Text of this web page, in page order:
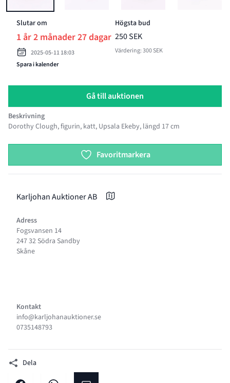
Slutar om
1 år 2 månader 27 dagar
2025-05-11 18:03
Spara i kalender
Högsta bud
250 SEK
Värdering: 300 SEK
Gå till auktionen
Beskrivning
Dorothy Clough, figurin, katt, Upsala Ekeby, längd 17 cm
Favoritmarkera
Karljohan Auktioner AB
Adress
Fogsvansen 14
247 32 Södra Sandby
Skåne
Kontakt
info@karljohanauktioner.se
0735148793
Dela